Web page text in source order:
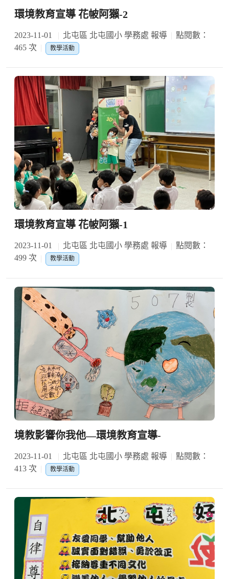
環境教育宣導 花帔阿獺-2
2023-11-01 北屯區 北屯國小 學務處 報導
點閱數：
465 次
教學活動
環境教育宣導 花帔阿獺-1
2023-11-01 北屯區 北屯國小 學務處 報導
點閱數：
499 次
教學活動
境教影響你我他—環境教育宣導-
2023-11-01 北屯區 北屯國小 學務處 報導
點閱數：
413 次
教學活動